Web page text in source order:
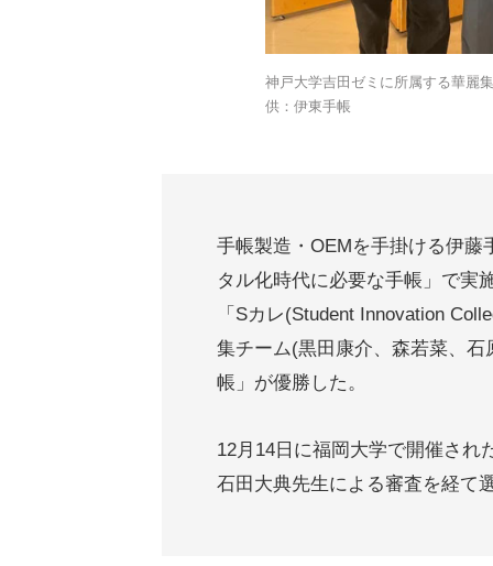
神戸大学吉田ゼミに所属する華麗
供：伊東手帳
手帳製造・OEMを手掛ける伊
タル化時代に必要な手帳」で実
「Sカレ(Student Innovation
集チーム(黒田康介、森若菜、
帳」が優勝した。
12月14日に福岡大学で開催され
石田大典先生による審査を経て